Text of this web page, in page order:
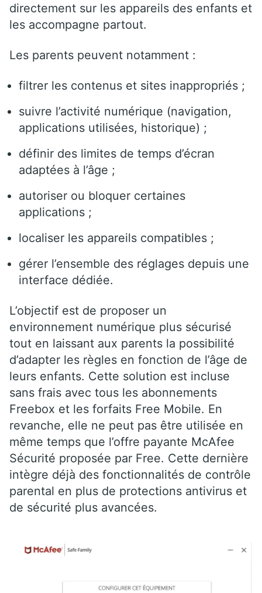
directement sur les appareils des enfants et
les accompagne partout.
Les parents peuvent notamment :
filtrer les contenus et sites inappropriés ;
suivre l’activité numérique (navigation,
applications utilisées, historique) ;
définir des limites de temps d’écran
adaptées à l’âge ;
autoriser ou bloquer certaines
applications ;
localiser les appareils compatibles ;
gérer l’ensemble des réglages depuis une
interface dédiée.
L’objectif est de proposer un
environnement numérique plus sécurisé
tout en laissant aux parents la possibilité
d’adapter les règles en fonction de l’âge de
leurs enfants. Cette solution est incluse
sans frais avec tous les abonnements
Freebox et les forfaits Free Mobile. En
revanche, elle ne peut pas être utilisée en
même temps que l’offre payante McAfee
Sécurité proposée par Free. Cette dernière
intègre déjà des fonctionnalités de contrôle
parental en plus de protections antivirus et
de sécurité plus avancées.